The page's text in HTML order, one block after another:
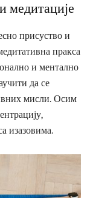
медитације
присуство и
пракса
и ментално
да се
мисли. Осим
изазовима.